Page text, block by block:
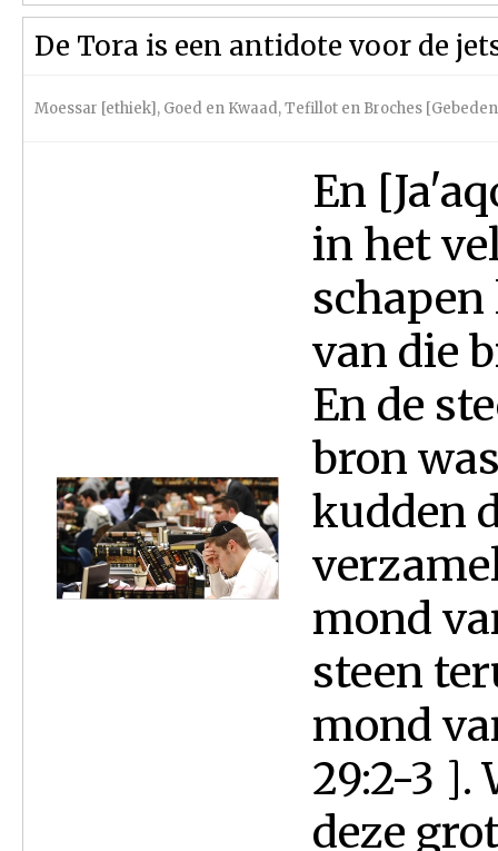
De Tora is een antidote voor de
Moessar [ethiek], Goed en Kwaad,Tefillot en Broches
En
in het
van die
En de
bron
kudden
mond
steen
mond
29:2-3 ].
deze